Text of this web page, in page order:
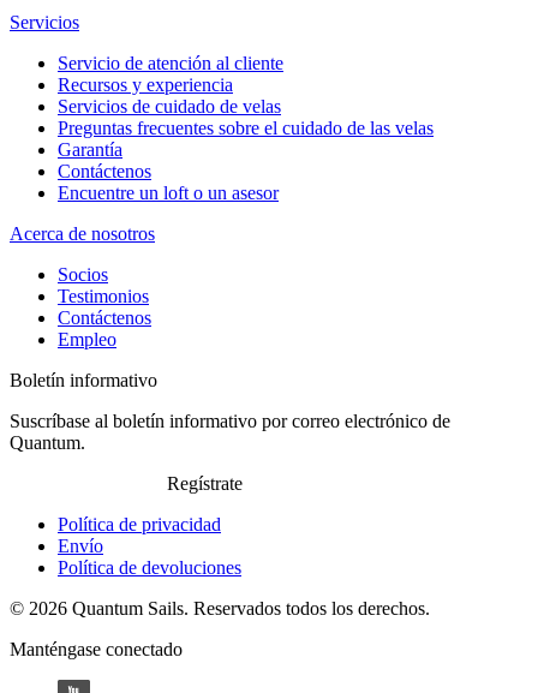
Servicios
Servicio de atención al cliente
Recursos y experiencia
Servicios de cuidado de velas
Preguntas frecuentes sobre el cuidado de las velas
Garantía
Contáctenos
Encuentre un loft o un asesor
Acerca de nosotros
Socios
Testimonios
Contáctenos
Empleo
Boletín informativo
Suscríbase al boletín informativo por correo electrónico de
Quantum.
Regístrate
Política de privacidad
Envío
Política de devoluciones
© 2026 Quantum Sails. Reservados todos los derechos.
Manténgase conectado